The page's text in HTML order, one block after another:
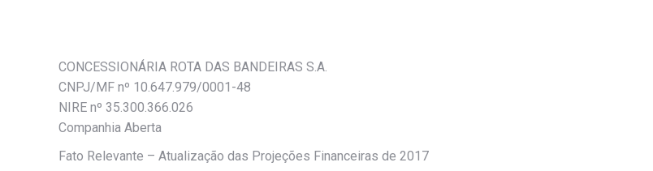
CONCESSIONÁRIA ROTA DAS BANDEIRAS S.A.
CNPJ/MF nº 10.647.979/0001-48
NIRE nº 35.300.366.026
Companhia Aberta
Fato Relevante – Atualização das Projeções Financeiras de 2017